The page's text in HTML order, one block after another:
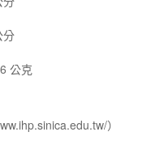
分
公克
）